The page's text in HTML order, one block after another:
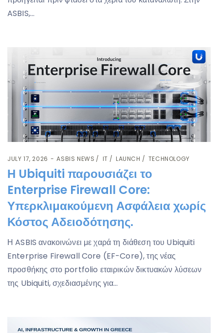
ASBIS,…
JULY 17, 2026 ASBIS NEWS IT LAUNCH TECHNOLOGY
Η Ubiquiti παρουσιάζει το
Enterprise Firewall Core:
Υπερκλιμακούμενη Ασφάλεια χωρίς
Κόστος Αδειοδότησης.
Η ASBIS ανακοινώνει με χαρά τη διάθεση του Ubiquiti
Enterprise Firewall Core (EF-Core), της νέας
προσθήκης στο portfolio εταιρικών δικτυακών λύσεων
της Ubiquiti, σχεδιασμένης για…